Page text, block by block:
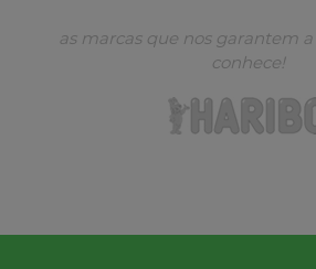
as marcas que nos garantem
conhece!